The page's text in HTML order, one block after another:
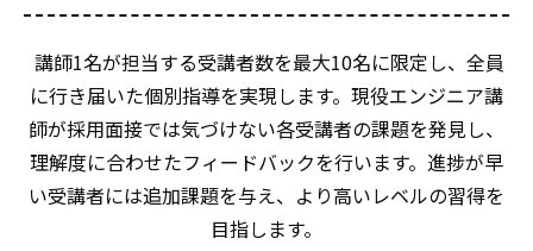
講師1名が担当する受講者数を最大10名に限定し、全員
に行き届いた個別指導を実現します。現役エンジニア講
師が採用面接では気づけない各受講者の課題を発見し、
理解度に合わせたフィードバックを行います。進捗が早
い受講者には追加課題を与え、より高いレベルの習得を
目指します。